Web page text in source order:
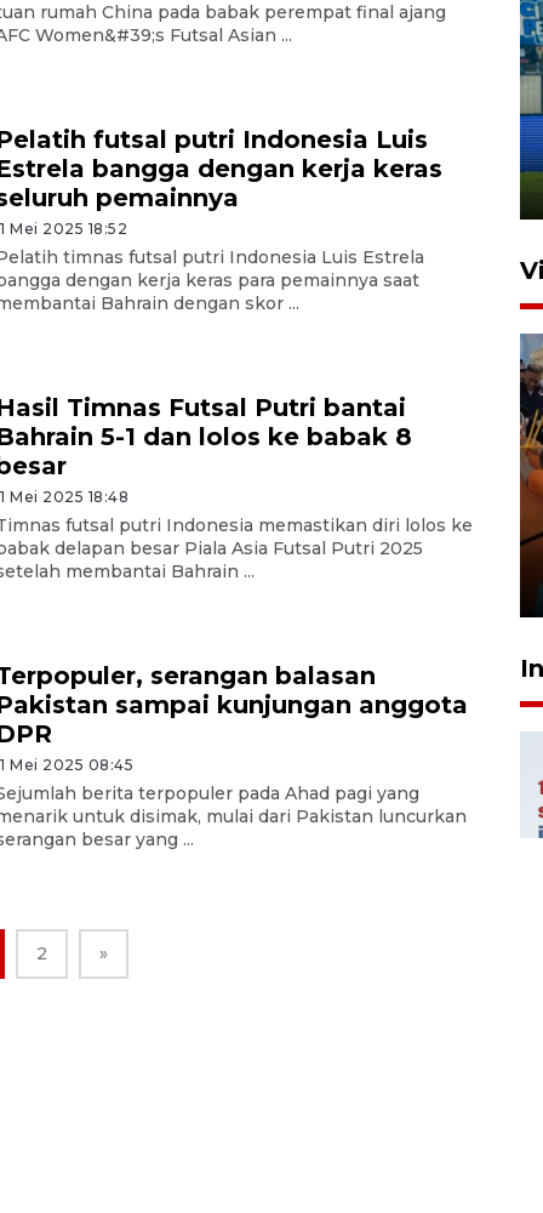
rumah China pada babak perempat final ajang
Women&#39;s Futsal Asian ...
futsal putri Indonesia Luis
bangga dengan kerja keras
pemainnya
Mei 2025 18:52
timnas futsal putri Indonesia Luis Estrela
dengan kerja keras para pemainnya saat
Bahrain dengan skor ...
Timnas Futsal Putri bantai
5-1 dan lolos ke babak 8
Mei 2025 18:48
futsal putri Indonesia memastikan diri lolos ke
delapan besar Piala Asia Futsal Putri 2025
membantai Bahrain ...
serangan balasan
sampai kunjungan anggota
Mei 2025 08:45
berita terpopuler pada Ahad pagi yang
untuk disimak, mulai dari Pakistan luncurkan
besar yang ...
2 »
dan manajerial SPPI di
Balikpapan
31 Juli 2026 18:01
Taklukkan DPMM FC, Persib
amankan tiket semifinal Piala
Presiden